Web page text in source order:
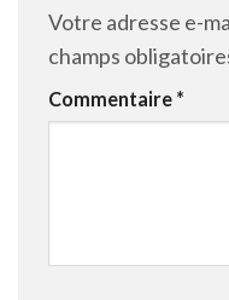
Votre adresse e-
champs
Commentaire *